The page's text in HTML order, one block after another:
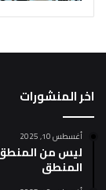
اخر المنشورات
أغسطس 10, 2025
ليس من المنطق
المنطق